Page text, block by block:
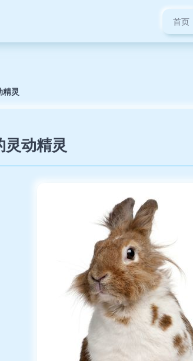
首页
精灵
灵动精灵